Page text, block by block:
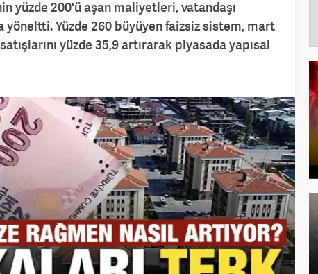
yüzde 200'ü aşan maliyetleri, vatandaşı
yöneltti. Yüzde 260 büyüyen faizsiz sistem, mart
yüzde 35,9 artırarak piyasada yapısal